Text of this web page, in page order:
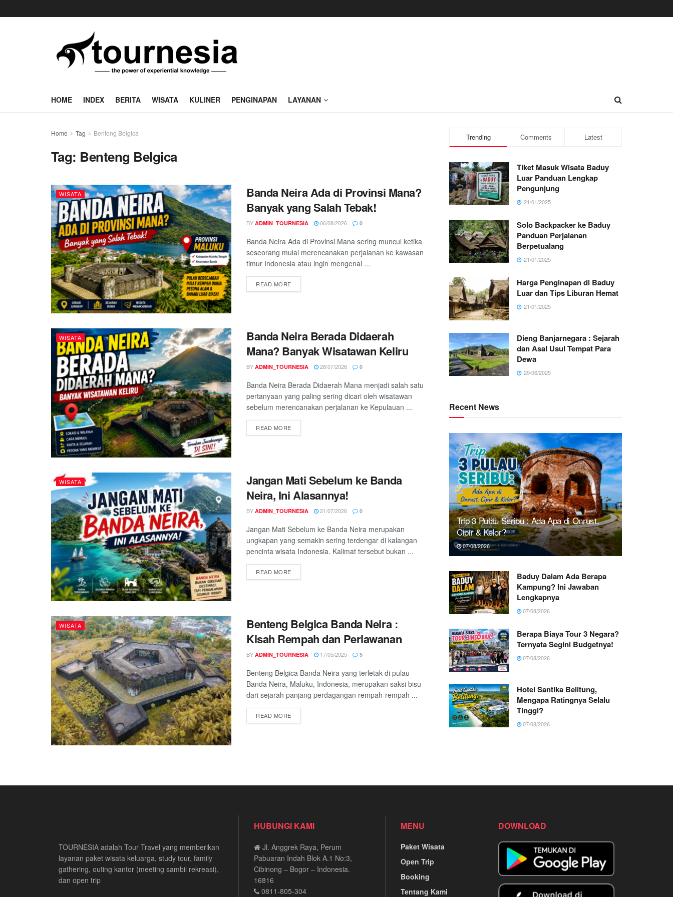
HOME INDEX BERITA WISATA KULINER PENGINAPAN LAYANAN
Home Tag Benteng Belgica
Tag: Benteng Belgica
WISATA
Banda Neira Ada di Provinsi Mana?
Banyak yang Salah Tebak!
BY ADMIN_TOURNESIA 06/08/2026 0
Banda Neira Ada di Provinsi Mana sering muncul ketika
seseorang mulai merencanakan perjalanan ke kawasan
timur Indonesia atau ingin mengenal ...
READ MORE
WISATA
Banda Neira Berada Didaerah
Mana? Banyak Wisatawan Keliru
BY ADMIN_TOURNESIA 26/07/2026 0
Banda Neira Berada Didaerah Mana menjadi salah satu
pertanyaan yang paling sering dicari oleh wisatawan
sebelum merencanakan perjalanan ke Kepulauan ...
READ MORE
WISATA
Jangan Mati Sebelum ke Banda
Neira, Ini Alasannya!
BY ADMIN_TOURNESIA 21/07/2026 0
Jangan Mati Sebelum ke Banda Neira merupakan
ungkapan yang semakin sering terdengar di kalangan
pencinta wisata Indonesia. Kalimat tersebut bukan ...
READ MORE
WISATA
Benteng Belgica Banda Neira :
Kisah Rempah dan Perlawanan
BY ADMIN_TOURNESIA 17/05/2025 5
Benteng Belgica Banda Neira yang terletak di pulau
Banda Neira, Maluku, Indonesia, merupakan saksi bisu
dari sejarah panjang perdagangan rempah-rempah ...
READ MORE
Trending Comments Latest
Tiket Masuk Wisata Baduy
Luar Panduan Lengkap
Pengunjung
21/01/2025
Solo Backpacker ke Baduy
Panduan Perjalanan
Berpetualang
21/01/2025
Harga Penginapan di Baduy
Luar dan Tips Liburan Hemat
21/01/2025
Dieng Banjarnegara : Sejarah
dan Asal Usul Tempat Para
Dewa
29/06/2025
Recent News
Trip 3 Pulau Seribu : Ada Apa di Onrust,
Cipir & Kelor?
07/08/2026
Baduy Dalam Ada Berapa
Kampung? Ini Jawaban
Lengkapnya
07/08/2026
Berapa Biaya Tour 3 Negara?
Ternyata Segini Budgetnya!
07/08/2026
Hotel Santika Belitung,
Mengapa Ratingnya Selalu
Tinggi?
07/08/2026
TOURNESIA adalah Tour Travel yang memberikan
layanan paket wisata keluarga, study tour, family
gathering, outing kantor (meeting sambil rekreasi),
dan open trip
HUBUNGI KAMI
Jl. Anggrek Raya, Perum
Pabuaran Indah Blok A.1 No:3,
Cibinong – Bogor – Indonesia.
16816
0811-805-304
MENU
Paket Wisata
Open Trip
Booking
Tentang Kami
DOWNLOAD